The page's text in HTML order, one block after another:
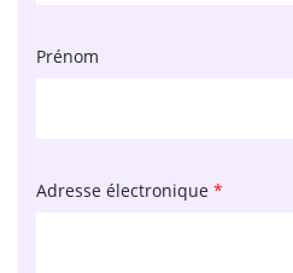
Prénom
Adresse électronique *